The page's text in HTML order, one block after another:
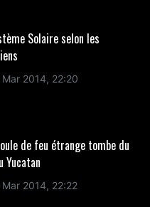
Solaire selon les
2014, 22:20
de feu étrange tombe du
Yucatan
2014, 22:22